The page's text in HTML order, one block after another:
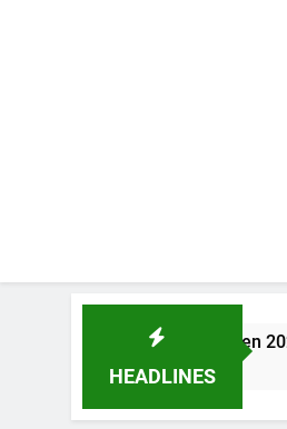
HEADLINES
à Orléans en 2025.